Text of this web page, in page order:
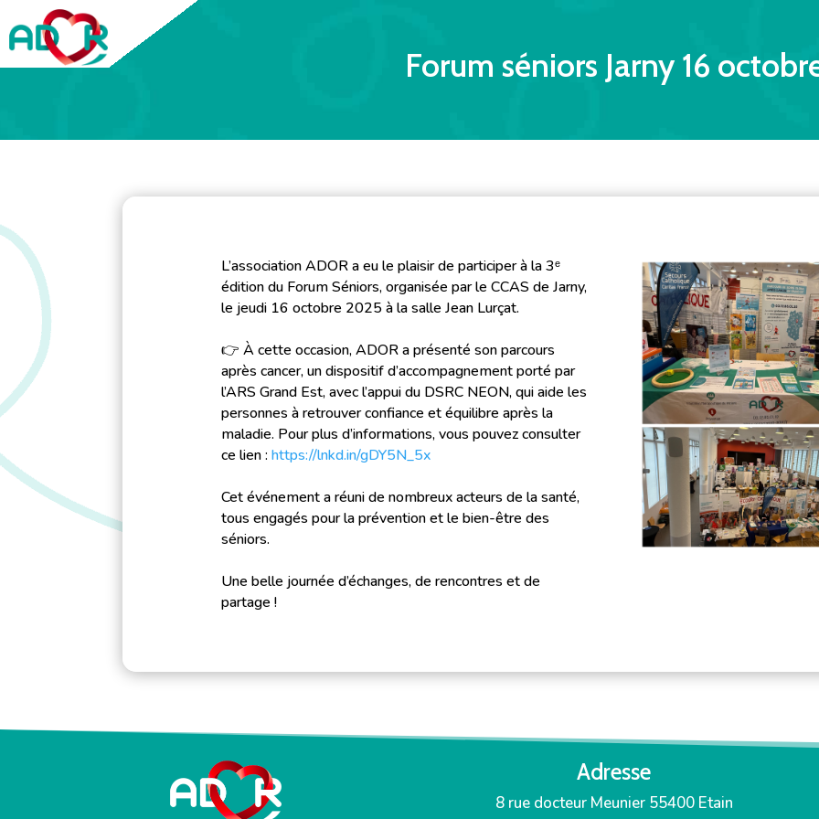
Forum séniors Jarny 16
L’association ADOR a eu le plaisir de participer à la 3ᵉ
édition du Forum Séniors, organisée par le CCAS de Jarny,
le jeudi 16 octobre 2025 à la salle Jean Lurçat.
👉 À cette occasion, ADOR a présenté son parcours
après cancer, un dispositif d’accompagnement porté par
l’ARS Grand Est, avec l’appui du DSRC NEON, qui aide les
personnes à retrouver confiance et équilibre après la
maladie. Pour plus d’informations, vous pouvez consulter
ce lien : https://lnkd.in/gDY5N_5x
Cet événement a réuni de nombreux acteurs de la santé,
tous engagés pour la prévention et le bien-être des
séniors.
Une belle journée d’échanges, de rencontres et de
partage !
Adresse
8 rue docteur Meunier 55400 Etain